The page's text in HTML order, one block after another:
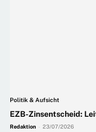
Politik & Aufsicht
EZB-Zinsentscheid:
Redaktion 23/07/2026